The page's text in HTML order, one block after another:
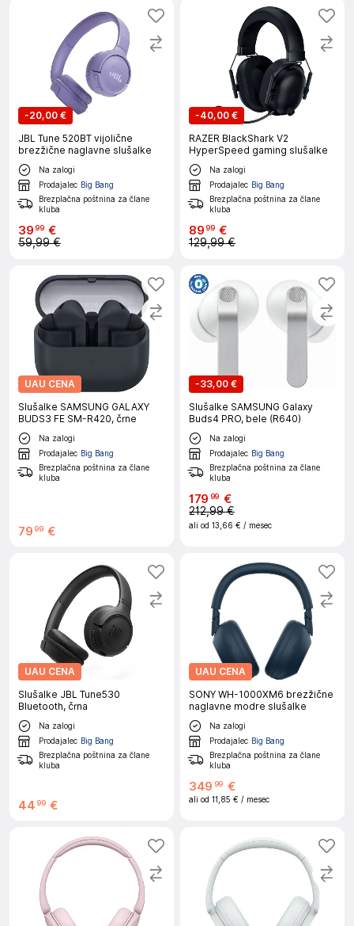
-20,00 €
JBL Tune 520BT vijolične
brezžične naglavne slušalke
Na zalogi
Prodajalec Big Bang
Brezplačna poštnina za člane
kluba
3999 €
59,99 €
-40,00 €
RAZER BlackShark V2
HyperSpeed gaming slušalke
Na zalogi
Prodajalec Big Bang
Brezplačna poštnina za člane
kluba
8999 €
129,99 €
UAU CENA
Slušalke SAMSUNG GALAXY
BUDS3 FE SM-R420, črne
Na zalogi
Prodajalec Big Bang
Brezplačna poštnina za člane
kluba
79 99 €
-33,00 €
Slušalke SAMSUNG Galaxy
Buds4 PRO, bele (R640)
Na zalogi
Prodajalec Big Bang
Brezplačna poštnina za člane
kluba
179 99 €
212,99 €
ali od 13,66 € / mesec
UAU CENA
Slušalke JBL Tune530
Bluetooth, črna
Na zalogi
Prodajalec Big Bang
Brezplačna poštnina za člane
kluba
44 99 €
UAU CENA
SONY WH-1000XM6 brezžične
naglavne modre slušalke
Na zalogi
Prodajalec Big Bang
Brezplačna poštnina za člane
kluba
349 99 €
ali od 11,85 € / mesec